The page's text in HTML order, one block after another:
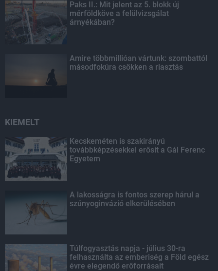
Paks II.: Mit jelent az 5. blokk új
mérföldköve a felülvizsgálat
árnyékában?
Amire többmillióan vártunk: szombattól
másodfokúra csökken a riasztás
KIEMELT
Kecskeméten is szakirányú
továbbképzésekkel erősít a Gál Ferenc
Egyetem
A lakosságra is fontos szerep hárul a
szúnyoginvázió elkerülésében
Túlfogyasztás napja - július 30-ra
felhasználta az emberiség a Föld egész
évre elegendő erőforrásait